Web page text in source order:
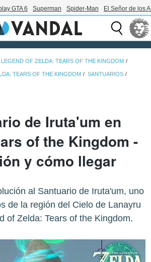
GTA 6 Superman Spider-Man El Señor de los
LEGEND OF ZELDA: TEARS OF THE KINGDOM
TEARS OF THE KINGDOM SANTUARIOS
de Iruta'um en
of the Kingdom -
y cómo llegar
al Santuario de Iruta'um, uno
de la región del Cielo de Lanayru
of Zelda: Tears of the Kingdom.